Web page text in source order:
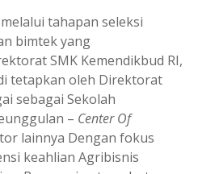
tahapan seleksi
bimtek yang
SMK Kemendikbud RI,
tetapkan oleh Direktorat
sebagai Sekolah
– Center Of
lainnya Dengan fokus
keahlian Agribisnis